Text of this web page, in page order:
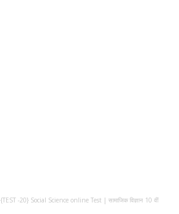
{TEST -20} Social Science online Test | सामाजिक विज्ञान 10 वीं